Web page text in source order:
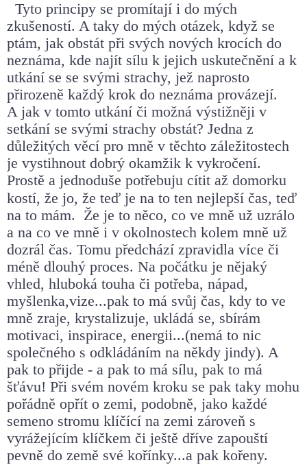
Tyto principy se promítají i do mých
zkušeností. A taky do mých otázek, když se
ptám, jak obstát při svých nových krocích do
neznáma, kde najít sílu k jejich uskutečnění a k
utkání se se svými strachy, jež naprosto
přirozeně každý krok do neznáma provázejí.
A jak v tomto utkání či možná výstižněji v
setkání se svými strachy obstát? Jedna z
důležitých věcí pro mně v těchto záležitostech
je vystihnout dobrý okamžik k vykročení.
Prostě a jednoduše potřebuju cítit až domorku
kostí, že jo, že teď je na to ten nejlepší čas, teď
na to mám. Že je to něco, co ve mně už uzrálo
a na co ve mně i v okolnostech kolem mně už
dozrál čas. Tomu předchází zpravidla více či
méně dlouhý proces. Na počátku je nějaký
vhled, hluboká touha či potřeba, nápad,
myšlenka,vize...pak to má svůj čas, kdy to ve
mně zraje, krystalizuje, ukládá se, sbírám
motivaci, inspirace, energii...(nemá to nic
společného s odkládáním na někdy jindy). A
pak to přijde - a pak to má sílu, pak to má
šťávu! Při svém novém kroku se pak taky mohu
pořádně opřít o zemi, podobně, jako každé
semeno stromu klíčící na zemi zároveň s
vyrážejícím klíčkem či ještě dříve zapouští
pevně do země své kořínky...a pak kořeny.